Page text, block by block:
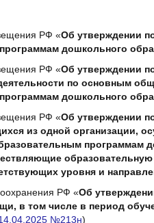
РФ «Об утверждении
дошкольного
РФ «Об утверждении
по основным
дошкольного
РФ «Об утверждении
из одной организации,
программам
уровня и
РФ «Об
в том числе в период
№213н)